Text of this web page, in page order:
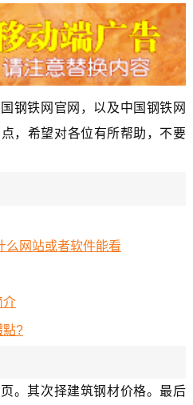
钢铁网官网，以及中国钢铁网
，希望对各位有所帮助，不要
么网站或者软件能看
介
點?
。其次择建筑钢材价格。最后